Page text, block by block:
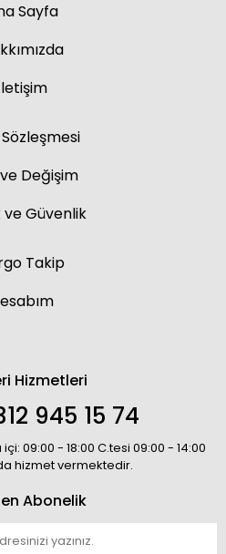
Sayfa
Sözleşmesi
Değişim
ve Güvenlik
Takip
Hizmetleri
945 15 74
09:00 - 18:00 C.tesi 09:00 - 14:00
hizmet vermektedir.
Abonelik